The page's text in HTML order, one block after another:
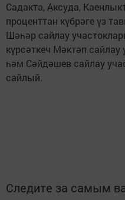
Садакта, Аксуда,
проценттан күбрәге үз
Шәһәр сайлау
күрсәткеч Мәктәп
һәм Сәйдәшев сайлау
сайлый.
Следите за самым